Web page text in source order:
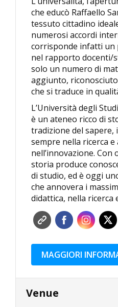
che educò Raffaello
tessuto cittadino
numerosi accordi
corrisponde infatti
nel rapporto docenti/
solo un numero di
aggiunto,
che si traduce in
L’Università degli
è un ateneo ricco di
tradizione del sapere,
sempre nella ricerca
nell’innovazione. Con
storia produce
di studio, ed è oggi
che annovera i
didattica, nella ricerca
MAGGIORI
Venue